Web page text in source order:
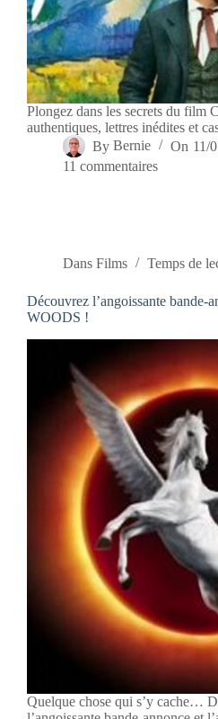
Plongez dans les secrets du film
authentiques, lettres inédites et
By Bernie On 11/
11 commentaires
Dans Films Temps de
Découvrez l’angoissante bande-
WOODS !
Quelque chose qui s’y cache…